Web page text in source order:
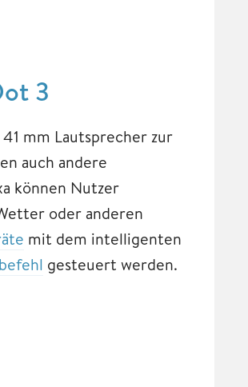
3
mm Lautsprecher zur
auch andere
können Nutzer
oder anderen
mit dem intelligenten
gesteuert werden.